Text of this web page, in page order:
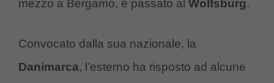
mezzo a Bergamo, è passato al Wolfsburg.
Convocato dalla sua nazionale, la
Danimarca, l’esterno ha risposto ad alcune